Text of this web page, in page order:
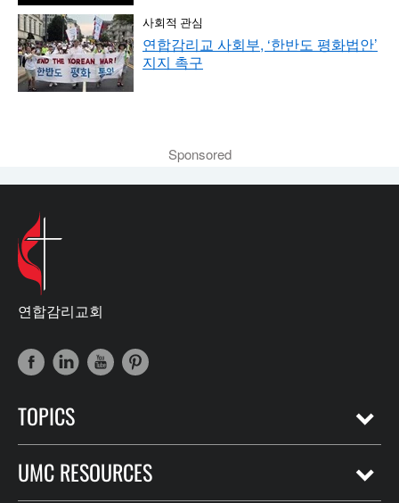
사회적 관심
연합감리교 사회부, ‘한반도 평화법안’
지지 촉구
Sponsored
연합감리교회
TOPICS
UMC RESOURCES